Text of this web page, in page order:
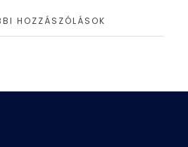
HOZZÁSZÓLÁSOK